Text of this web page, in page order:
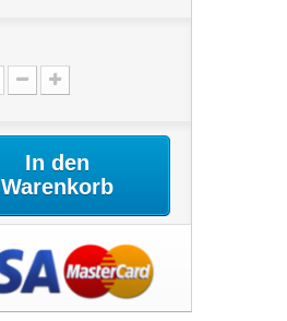
In den
Warenkorb